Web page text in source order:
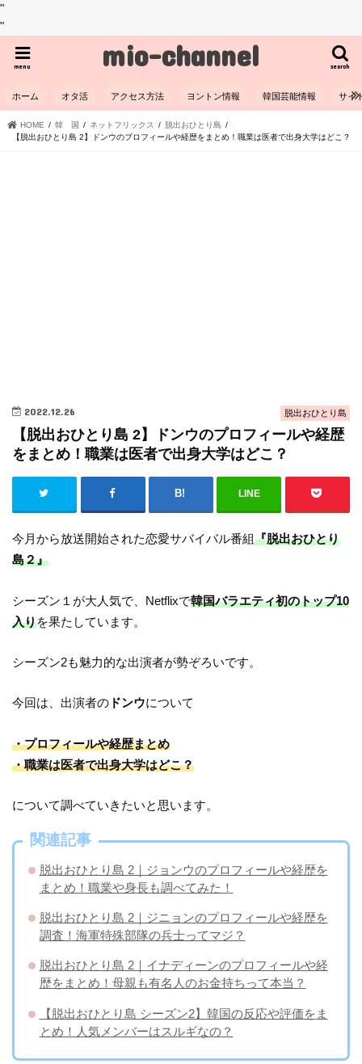
"
"
mio-channel search
menu
ホーム オタ活 アクセス方法 ヨントン情報 韓国芸能情報 サイ
HOME 韓 国 ネットフリックス
脱出おひとり島
【脱出おひとり島 2】ドンウのプロフィールや経歴をまとめ！職業は医者で出身大学はどこ？
脱出おひとり島
2022.12.26
【脱出おひとり島 2】ドンウのプロフィールや経歴
をまとめ！職業は医者で出身大学はどこ？
LINE
今月から放送開始された恋愛サバイバル番組『脱出おひとり
島２』
シーズン１が大人気で、Netflixで韓国バラエティ初のトップ10
入りを果たしています。
シーズン2も魅力的な出演者が勢ぞろいです。
今回は、出演者の ドンウについて
・プロフィールや経歴まとめ
・職業は医者で出身大学はどこ？
について調べていきたいと思います。
関連記事
脱出おひとり島 2｜ジョンウのプロフィールや経歴を
まとめ！職業や身長も調べてみた！
脱出おひとり島 2｜ジニョンのプロフィールや経歴を
調査！海軍特殊部隊の兵士ってマジ？
脱出おひとり島 2｜イナディーンのプロフィールや経
歴をまとめ！母親も有名人のお金持ちって本当？
【脱出おひとり島 シーズン2】韓国の反応や評価をま
とめ！人気メンバーはスルギなの？